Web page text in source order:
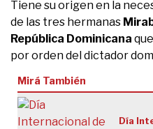
Tiene su origen en la
de las tres hermanas
República Dominicana
por orden del dictador
Mirá También
Día